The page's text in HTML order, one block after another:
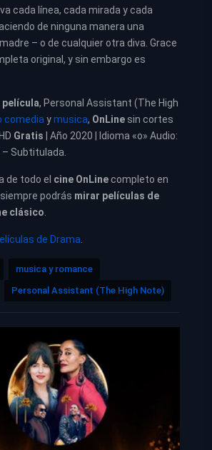
cada línea, cada mirada y cada
de ninguna manera una
– o de cualquier otra diva. Grace
original, y sin embargo es
película, Personal Assistant (The High
comedia ymusica, OnLine sin cortes
Gratis | Año 2020 | Idioma «o» Audio:
Subtitulada.
de todo el cine OnLinecompleto en
podrás mirar películas de
clásico
de Drama
musica y romance
Personal Assistant (The High Note)